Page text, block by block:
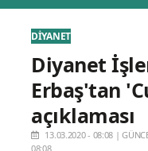
DİYANET
Diyanet
Erbaş'tan
açıklaması
13.03.2020 - 08:08 |
08:08